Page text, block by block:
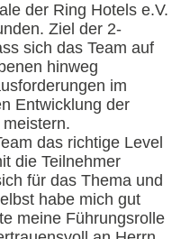
der Ring Hotels e.V.
Ziel der 2-
sich das Team auf
hinweg
im
Entwicklung der
das richtige Level
die Teilnehmer
für das Thema und
habe mich gut
meine Führungsrolle